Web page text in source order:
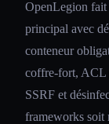
OpenLegion fait
principal avec
conteneur
coffre-fort, ACL
SSRF et
frameworks soit